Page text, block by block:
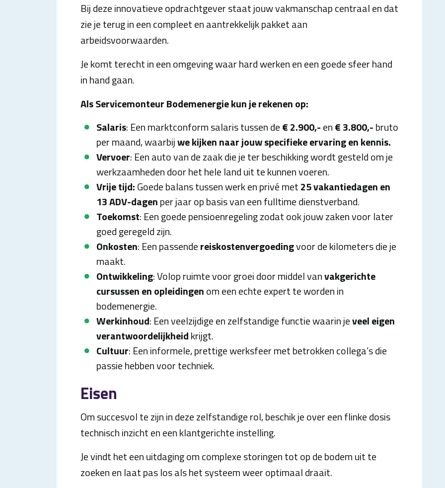
Bij deze innovatieve opdrachtgever staat jouw vakmanschap centraal en dat
zie je terug in een compleet en aantrekkelijk pakket aan
arbeidsvoorwaarden.
Je komt terecht in een omgeving waar hard werken en een goede sfeer hand
in hand gaan.
Als Servicemonteur Bodemenergie kun je rekenen op:
Salaris: Een marktconform salaris tussen de€ 2.900,-en€ 3.800,-bruto
per maand, waarbijwe kijken naar jouw specifieke ervaring en kennis.
Vervoer: Een auto van de zaak die je ter beschikking wordt gesteld om je
werkzaamheden door het hele land uit te kunnen voeren.
Vrije tijd:Goede balans tussen werk en privé met25 vakantiedagen en
13 ADV-dagenper jaar op basis van een fulltime dienstverband.
Toekomst: Een goede pensioenregeling zodat ook jouw zaken voor later
goed geregeld zijn.
Onkosten: Een passendereiskostenvergoedingvoor de kilometers die je
maakt.
Ontwikkeling: Volop ruimte voor groei door middel vanvakgerichte
cursussen en opleidingenom een echte expert te worden in
bodemenergie.
Werkinhoud: Een veelzijdige en zelfstandige functie waarin jeveel eigen
verantwoordelijkheidkrijgt.
Cultuur: Een informele, prettige werksfeer met betrokken collega’s die
passie hebben voor techniek.
Eisen
Om succesvol te zijn in deze zelfstandige rol, beschik je over een flinke dosis
technisch inzicht en een klantgerichte instelling.
Je vindt het een uitdaging om complexe storingen tot op de bodem uit te
zoeken en laat pas los als het systeem weer optimaal draait.